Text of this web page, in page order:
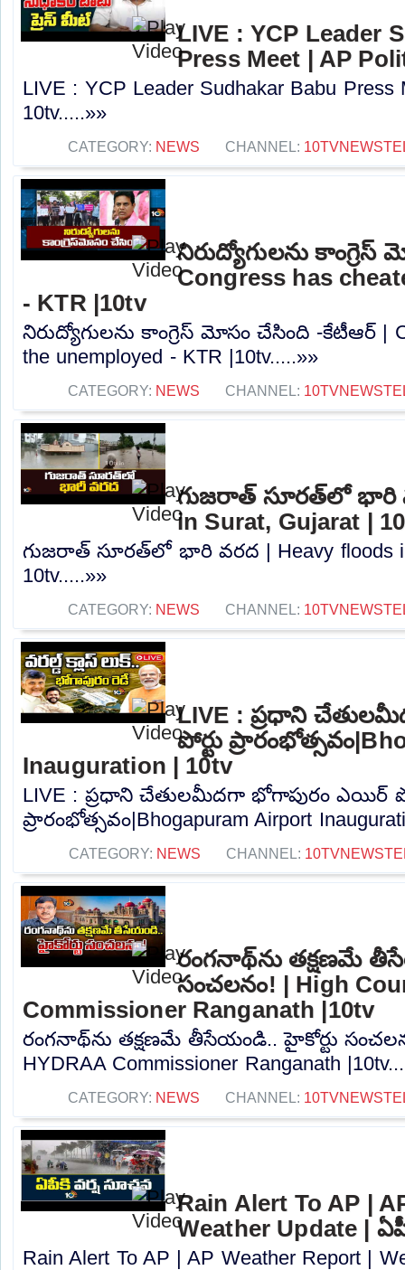
LIVE : YCP Leader
Press Meet | AP
LIVE : YCP Leader Sudhakar Babu Press
10tv.....»»
CATEGORY: NEWS CHANNEL:
నిరుద్యోగులను
Congress has
- KTR |10tv
నిరుద్యోగులను కాంగ్రెస్ మోసం చేసింది -కేటీఆర్ |
the unemployed - KTR |10tv.....»»
CATEGORY: NEWS CHANNEL:
గుజరాత్‌ సూరత్‌లో భారి
in Surat, Gujarat |
గుజరాత్‌ సూరత్‌లో భారి వరద | Heavy floods
10tv.....»»
CATEGORY: NEWS CHANNEL:
LIVE : ప్రధాని
పోర్టు
Inauguration | 10tv
LIVE : ప్రధాని చేతులమీదగా భోగాపురం ఎయిర్
ప్రారంభోత్సవం|Bhogapuram Airport
CATEGORY: NEWS CHANNEL:
రంగనాథ్‎ను తక్షణమే
సంచలనం! | High
Commissioner Ranganath |10tv
రంగనాథ్‎ను తక్షణమే తీసేయండి.. హై‎కోర్టు
HYDRAA Commissioner Ranganath
CATEGORY: NEWS CHANNEL:
Rain Alert To AP |
Weather Update |
Rain Alert To AP | AP Weather Report |